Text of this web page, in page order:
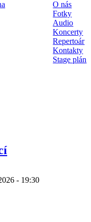
O nás
Fotky
Audio
Koncerty
Repertoár
Kontakty
Stage plán
- 19:30